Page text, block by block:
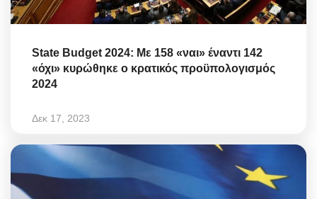
State Budget 2024: Με 158 «ναι» έναντι 142
«όχι» κυρώθηκε ο κρατικός προϋπολογισμός
2024
Δεκ 17, 2023